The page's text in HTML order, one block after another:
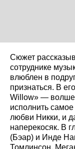
Сюжет
сотруднике
влюблен в
признаться. В
Willow» —
исполнить
любви Никки, и
наперекосяк. В
(Бэар) и Инде
Томлинсон,